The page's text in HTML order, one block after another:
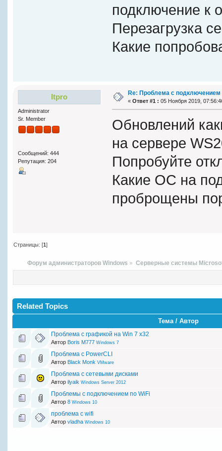
подключение к
Перезагрузка
Какие
Itpro
Administrator
Sr. Member
Сообщений: 444
Репутация: 204
Re: Проблема с подключением
« Ответ #1 : 05 Ноября 2019,
Обновлений
на сервере
Попробуйте
Какие ОС на
проброщены
Страницы: [1]
Форум администраторов Windows » Серверные системы
Related Topics
Тема / Автор
Проблема с графикой на Win 7 x32
Автор Boris M777 Windows 7
Проблема с PowerCLI
Автор Black Monk VMware
Проблема с сетевыми дисками
Автор ilyaik Windows Server 2012
Проблемы с подключением по WiFi
Автор 8 Windows 10
проблема с wifi
Автор vladha Windows 10